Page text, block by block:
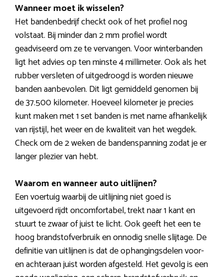
Wanneer moet ik wisselen?
Het bandenbedrijf checkt ook of het profiel nog
volstaat. Bij minder dan 2 mm profiel wordt
geadviseerd om ze te vervangen. Voor winterbanden
ligt het advies op ten minste 4 millimeter. Ook als het
rubber versleten of uitgedroogd is worden nieuwe
banden aanbevolen. Dit ligt gemiddeld genomen bij
de 37.500 kilometer. Hoeveel kilometer je precies
kunt maken met 1 set banden is met name afhankelijk
van rijstijl, het weer en de kwaliteit van het wegdek.
Check om de 2 weken de bandenspanning zodat je er
langer plezier van hebt.
Waarom en wanneer auto uitlijnen?
Een voertuig waarbij de uitlijning niet goed is
uitgevoerd rijdt oncomfortabel, trekt naar 1 kant en
stuurt te zwaar of juist te licht. Ook geeft het een te
hoog brandstofverbruik en onnodig snelle slijtage. De
definitie van uitlijnen is dat de ophangingsdelen voor-
en achteraan juist worden afgesteld. Het gevolg is een